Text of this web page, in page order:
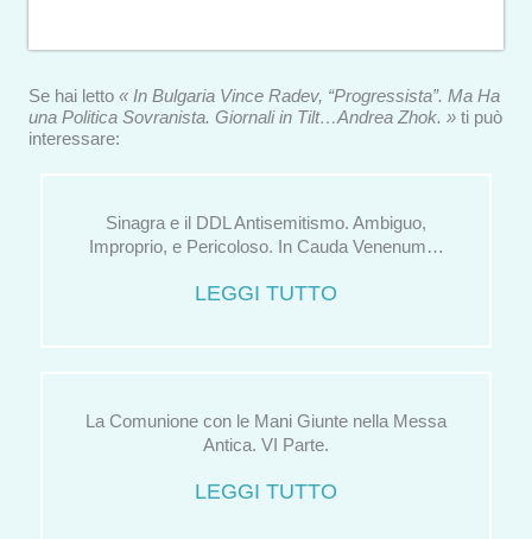
Se hai letto « In Bulgaria Vince Radev, “Progressista”. Ma Ha
una Politica Sovranista. Giornali in Tilt…Andrea Zhok. » ti può
interessare:
Sinagra e il DDL Antisemitismo. Ambiguo,
Improprio, e Pericoloso. In Cauda Venenum…
LEGGI TUTTO
La Comunione con le Mani Giunte nella Messa
Antica. VI Parte.
LEGGI TUTTO